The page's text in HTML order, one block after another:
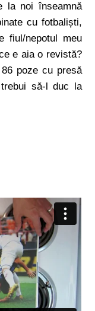
la noi înseamnă
cu fotbaliști,
fiul/nepotul meu
e aia o revistă?
poze cu presă
să-l duc la